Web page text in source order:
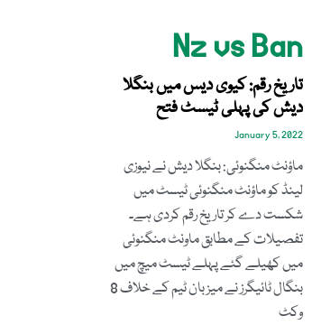
Nz vs Ban
تاریخ رقم: کیوی دیس میں بنگلا
دیش کی پہلی ٹیسٹ فتح
January 5, 2022
ماؤنٹ منگنوئی: بنگلا دیش نے نیوزی
لینڈ کو ماؤنٹ منگنوئی ٹیسٹ میں
شکست دے کر تاریخ رقم کردی ہے۔
تفصیلات کے مطابق ماونٹ منگنوئی
میں کھیلے گئے پہلے ٹیسٹ میچ میں
بنگال ٹائیگرز نے میزبان ٹیم کے خلاف 8
وکٹ